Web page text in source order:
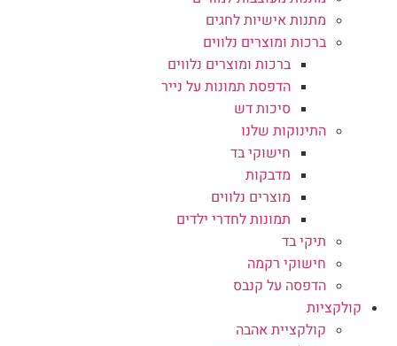
מתנות אישיות לחגים
ברכות ומוצרים נלווים
ברכות ומוצרים נלווים
הדפסת תמונות על נייר
סיכות דש
התינוקות שלנו
חישוקי בד
מדבקות
מוצרים נלווים
תמונות לחדרי ילדים
תיקי בד
חישוקי רקמה
הדפסה על קנבס
קולקציות
קולקציית אהבה